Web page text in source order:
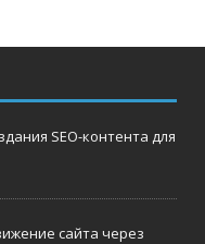
SEO-контента для
сайта через